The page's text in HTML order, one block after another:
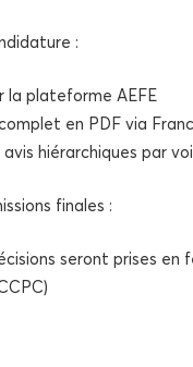
:
la pla­te­forme AEFE
en PDF via
avis hié­rar­chiques par
finales :
seront prises en